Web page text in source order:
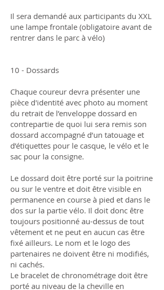
Il sera demandé aux participants du XXL
une lampe frontale (obligatoire avant de
rentrer dans le parc à vélo)
10 - Dossards
Chaque coureur devra présenter une
pièce d'identité avec photo au moment
du retrait de l’enveloppe dossard en
contrepartie de quoi lui sera remis son
dossard accompagné d’un tatouage et
d’étiquettes pour le casque, le vélo et le
sac pour la consigne.
Le dossard doit être porté sur la poitrine
ou sur le ventre et doit être visible en
permanence en course à pied et dans le
dos sur la partie vélo. Il doit donc être
toujours positionné au-dessus de tout
vêtement et ne peut en aucun cas être
fixé ailleurs. Le nom et le logo des
partenaires ne doivent être ni modifiés,
ni cachés.
Le bracelet de chronométrage doit être
porté au niveau de la cheville en